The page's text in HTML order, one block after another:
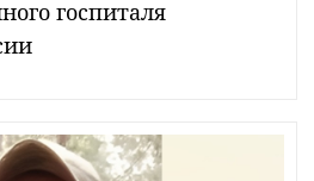
госпиталя